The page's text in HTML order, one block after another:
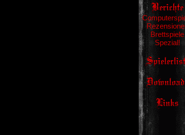
Brettspiele
Spezial!